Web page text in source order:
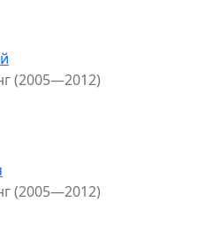
(2005—2012)
(2005—2012)